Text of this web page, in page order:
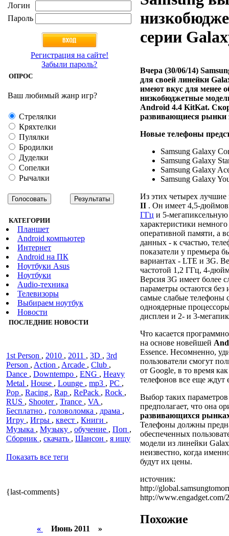
Логин
Пароль
Регистрация на сайте!
Забыли пароль?
ОПРОС
Ваш любимый жанр игр?
Стрелялки
Кряхтелки
Пулялки
Бродилки
Дуделки
Сопелки
Рычалки
КАТЕГОРИИ
Планшет
Android компьютер
Интернет
Android на ПК
Ноутбуки Asus
Ноутбуки
Audiо-техника
Телевизоры
Выбираем ноутбук
Новости
ПОСЛЕДНИЕ НОВОСТИ
1st Person , 2010 , 2011 , 3D , 3rd
Person , Action , Arcade , Club ,
Dance , Downtempo , ENG , Heavy
Metal , House , Lounge , mp3 , PC ,
Pop , Racing , Rap , RePack , Rock ,
RUS , Shooter , Trance , VA ,
Бесплатно , головоломка , драма ,
Игру , Игры , квест , Книги ,
Музыка , Музыку , обучение , Поп ,
Сборник , скачать , Шансон , я ищу
Показать все теги
{last-comments}
«
Июнь 2011 »
серии
Вчера (30/06/14)
для своей линейки
имеют вкус для менее
низкобюджетные
Android 4.4 KitKat.
развивающиеся
Новые телефоны
Samsung Galaxy
Samsung Galaxy
Samsung Galaxy
Samsung Galaxy
Из этих четырех
II . Он имеет 4,5-
ГГц и 5-
характеристики
оперативной памяти, а
данных - к счастью,
показатели у премьера
вариантах - LTE и 3G.
частотой 1,2 ГГц, 4-
Версия 3G имеет более
параметры остаются
самые слабые телефоны
одноядерные
дисплеи и 2- и 3-
Что касается
на основе новейшей
Essence. Несомненно,
пользователи смогут
от Google, в то время
телефонов все еще ждут
Выбор таких
предполагает, что она
развивающихся
Телефоны должны
обеспеченных
модели из линейки
неизвестно, когда
будут их цены.
источник:
http://
http://www.engadget.com/
Похожие